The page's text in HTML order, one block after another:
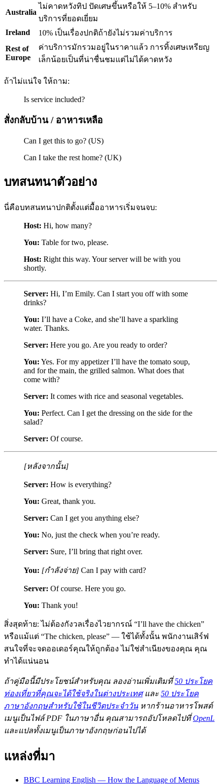
Australia
ไม่คาดหวังทิป ปัดเศษขึ้นหรือให้ 5–10% สำหรับ
บริการที่ยอดเยี่ยม
Ireland
10% เป็นเรื่องปกติถ้ายังไม่รวมค่าบริการ
Rest of
Europe
ค่าบริการมักรวมอยู่ในราคาแล้ว การทิ้งเศษเหรียญ
เล็กน้อยเป็นที่น่าชื่นชมแต่ไม่ได้คาดหวัง
ถ้าไม่แน่ใจ ให้ถาม:
Is service included?
สั่งกลับบ้าน / อาหารเหลือ
Can I get this to go? (US)
Can I take the rest home? (UK)
บทสนทนาตัวอย่าง
นี่คือบทสนทนาปกติตั้งแต่มื้ออาหารเริ่มจนจบ:
Host: Hi, how many?
You: Table for two, please.
Host: Right this way. Your server will be with you
shortly.
Server: Hi, I’m Emily. Can I start you off with some
drinks?
You: I’ll have a Coke, and she’ll have a sparkling
water. Thanks.
Server: Here you go. Are you ready to order?
You: Yes. For my appetizer I’ll have the tomato soup,
and for the main, the grilled salmon. What does that
come with?
Server: It comes with rice and seasonal vegetables.
You: Perfect. Can I get the dressing on the side for the
salad?
Server: Of course.
[หลังจากนั้น]
Server: How is everything?
You: Great, thank you.
Server: Can I get you anything else?
You: No, just the check when you’re ready.
Server: Sure, I’ll bring that right over.
You: [กำลังจ่าย] Can I pay with card?
Server: Of course. Here you go.
You: Thank you!
สิ่งสุดท้าย: ไม่ต้องกังวลเรื่องไวยากรณ์ “I’ll have the chicken”
หรือแม้แต่ “The chicken, please” — ใช้ได้ทั้งนั้น พนักงานเสิร์ฟ
สนใจที่จะจดออเดอร์คุณให้ถูกต้อง ไม่ใช่สำเนียงของคุณ คุณ
ทำได้แน่นอน
ถ้าคู่มือนี้มีประโยชน์สำหรับคุณ ลองอ่านเพิ่มเติมที่50 ประโยค
ท่องเที่ยวที่คุณจะได้ใช้จริงในต่างประเทศและ 50 ประโยค
ภาษาอังกฤษสำหรับใช้ในชีวิตประจำวัน หากร้านอาหารโพสต์
เมนูเป็นไฟล์ PDF ในภาษาอื่น คุณสามารถอัปโหลดไปที่OpenL
และแปลทั้งเมนูเป็นภาษาอังกฤษก่อนไปได้
แหล่งที่มา
BBC Learning English — How the Language of Menus